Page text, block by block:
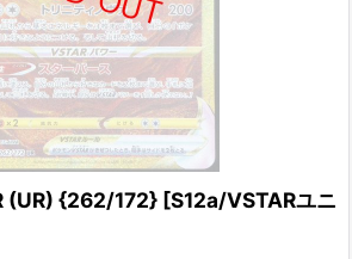
(UR) {262/172} [S12a/VSTARユニ